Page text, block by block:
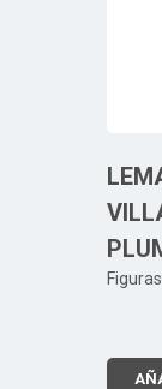
Figuras